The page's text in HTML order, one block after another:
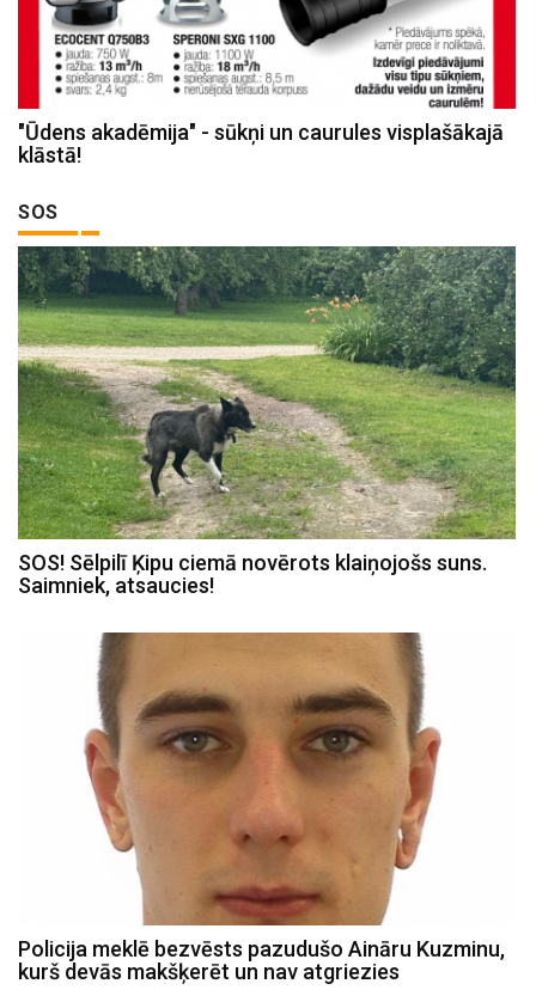
"Ūdens akadēmija" - sūkņi un caurules visplašākajā
klāstā!
SOS
SOS! Sēlpilī Ķipu ciemā novērots klaiņojošs suns.
Saimniek, atsaucies!
Policija meklē bezvēsts pazudušo Aināru Kuzminu,
kurš devās makšķerēt un nav atgriezies